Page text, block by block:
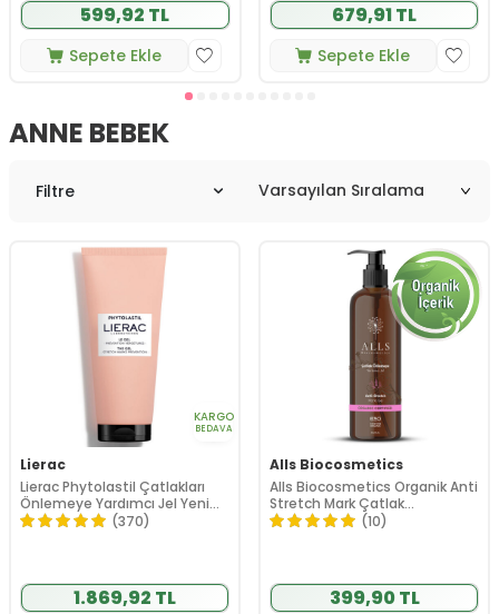
599,92 TL
Sepete Ekle
679,91 TL
Sepete Ekle
ANNE BEBEK
Filtre
KARGO
BEDAVA
Lierac
Lierac Phytolastil Çatlakları
Önlemeye Yardımcı Jel Yeni
200 ml
(370)
1.869,92 TL
Alls Biocosmetics
Alls Biocosmetics Organik Anti
Stretch Mark Çatlak
Önlemeye Yardımcı Jel 350 ml
(10)
399,90 TL